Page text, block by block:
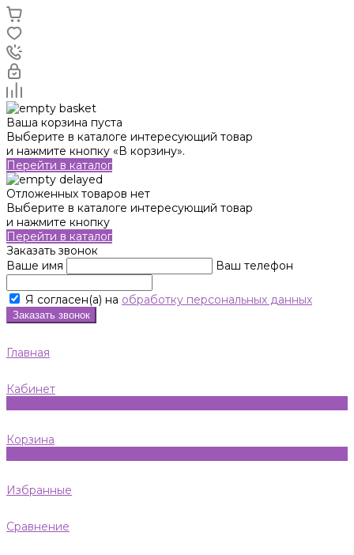
Ваша корзина пуста
Выберите в каталоге интересующий товар
и нажмите кнопку «В корзину».
Перейти в каталог
Отложенных товаров нет
Выберите в каталоге интересующий товар
и нажмите кнопку
Перейти в каталог
Заказать звонок
Ваше имя
Ваш телефон
Я согласен(а) на обработку персональных данных
Заказать звонок
Главная
Кабинет
Корзина
Избранные
Сравнение